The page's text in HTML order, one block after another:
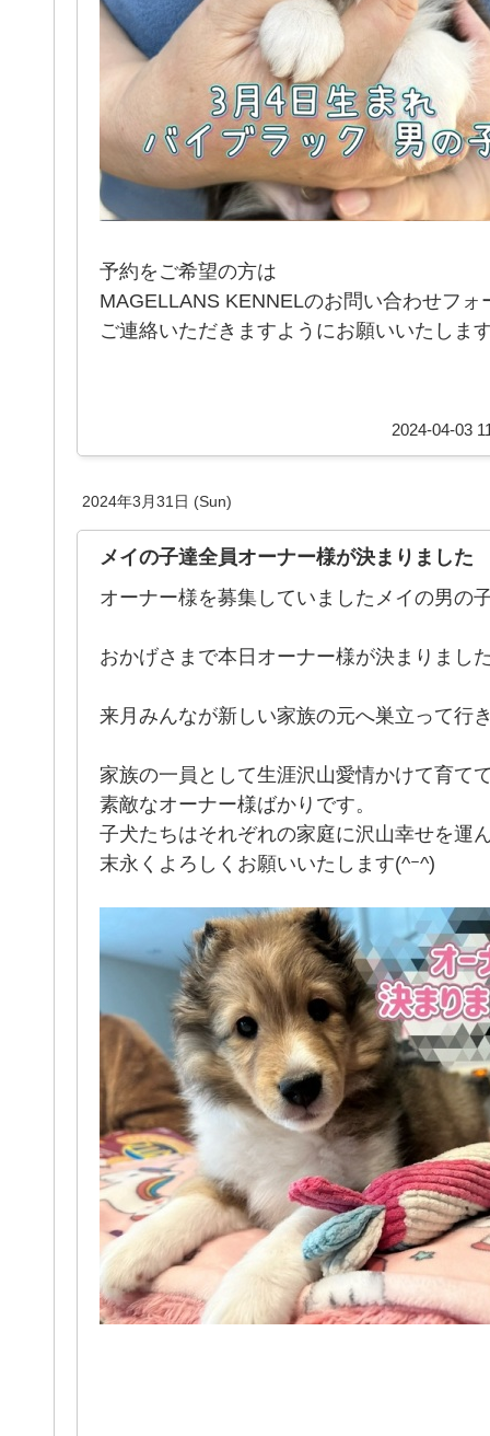
予約をご希望の方は
MAGELLANS KENNELのお問い合わせフォ
ご連絡いただきますようにお願いいたしま
2024-04-03
2024年3月31日 (Sun)
メイの子達全員オーナー様が決まりました
オーナー様を募集していましたメイの男の
おかげさまで本日オーナー様が決まりまし
来月みんなが新しい家族の元へ巣立って行
家族の一員として生涯沢山愛情かけて育て
素敵なオーナー様ばかりです。
子犬たちはそれぞれの家庭に沢山幸せを運
末永くよろしくお願いいたします(^ｰ^)